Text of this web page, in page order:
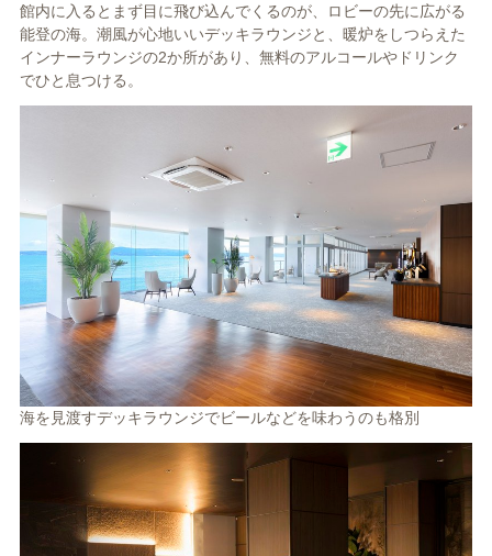
館内に入るとまず目に飛び込んでくるのが、ロビーの先に広がる
能登の海。潮風が心地いいデッキラウンジと、暖炉をしつらえた
インナーラウンジの2か所があり、無料のアルコールやドリンク
でひと息つける。
海を見渡すデッキラウンジでビールなどを味わうのも格別